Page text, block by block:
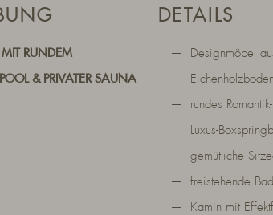
RUNDEM
& PRIVATER SAUNA
DETAILS
Designmöbel
Eichenholzboden
rundes
Luxus-
gemütliche
freistehende
Kamin mit